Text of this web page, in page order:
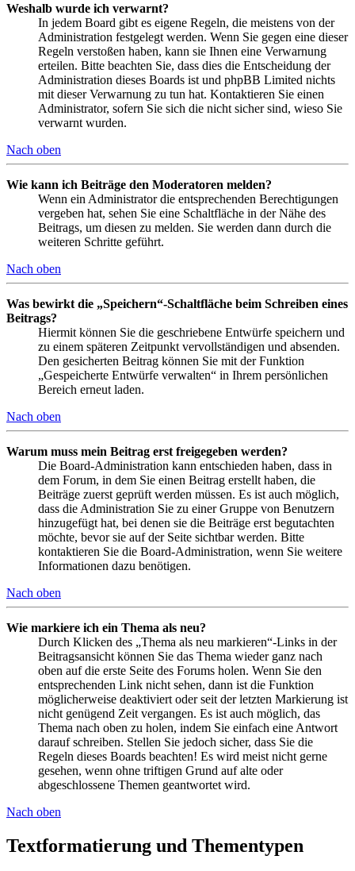
Weshalb wurde ich verwarnt?
In jedem Board gibt es eigene Regeln, die meistens von der
Administration festgelegt werden. Wenn Sie gegen eine dieser
Regeln verstoßen haben, kann sie Ihnen eine Verwarnung
erteilen. Bitte beachten Sie, dass dies die Entscheidung der
Administration dieses Boards ist und phpBB Limited nichts
mit dieser Verwarnung zu tun hat. Kontaktieren Sie einen
Administrator, sofern Sie sich die nicht sicher sind, wieso Sie
verwarnt wurden.
Nach oben
Wie kann ich Beiträge den Moderatoren melden?
Wenn ein Administrator die entsprechenden Berechtigungen
vergeben hat, sehen Sie eine Schaltfläche in der Nähe des
Beitrags, um diesen zu melden. Sie werden dann durch die
weiteren Schritte geführt.
Nach oben
Was bewirkt die „Speichern“-Schaltfläche beim Schreiben eines
Beitrags?
Hiermit können Sie die geschriebene Entwürfe speichern und
zu einem späteren Zeitpunkt vervollständigen und absenden.
Den gesicherten Beitrag können Sie mit der Funktion
„Gespeicherte Entwürfe verwalten“ in Ihrem persönlichen
Bereich erneut laden.
Nach oben
Warum muss mein Beitrag erst freigegeben werden?
Die Board-Administration kann entschieden haben, dass in
dem Forum, in dem Sie einen Beitrag erstellt haben, die
Beiträge zuerst geprüft werden müssen. Es ist auch möglich,
dass die Administration Sie zu einer Gruppe von Benutzern
hinzugefügt hat, bei denen sie die Beiträge erst begutachten
möchte, bevor sie auf der Seite sichtbar werden. Bitte
kontaktieren Sie die Board-Administration, wenn Sie weitere
Informationen dazu benötigen.
Nach oben
Wie markiere ich ein Thema als neu?
Durch Klicken des „Thema als neu markieren“-Links in der
Beitragsansicht können Sie das Thema wieder ganz nach
oben auf die erste Seite des Forums holen. Wenn Sie den
entsprechenden Link nicht sehen, dann ist die Funktion
möglicherweise deaktiviert oder seit der letzten Markierung ist
nicht genügend Zeit vergangen. Es ist auch möglich, das
Thema nach oben zu holen, indem Sie einfach eine Antwort
darauf schreiben. Stellen Sie jedoch sicher, dass Sie die
Regeln dieses Boards beachten! Es wird meist nicht gerne
gesehen, wenn ohne triftigen Grund auf alte oder
abgeschlossene Themen geantwortet wird.
Nach oben
Textformatierung und Thementypen